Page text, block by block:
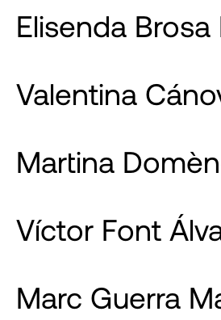
Elisenda Brosa
Valentina
Martina
Víctor Font
Marc Guerra